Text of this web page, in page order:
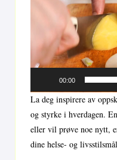
00:00
La deg inspirere av
og styrke i hverdagen.
eller vil prøve noe nytt,
dine helse- og